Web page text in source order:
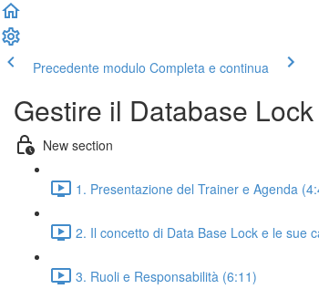
Precedente modulo Completa e continua
Gestire il Database
New section
1. Presentazione del Trainer e Agenda
2. Il concetto di Data Base Lock e le sue
3. Ruoli e Responsabilità (6:11)